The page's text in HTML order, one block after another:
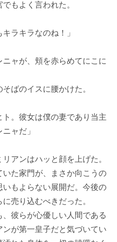
もよく言われた。
ラキラなのね！」
ャが、頬を赤らめてにこに
ばのイスに腰かけた。
ト。彼女は僕の妻であり当主
ャだ」
アンはハッと顔を上げた。
た家門が、まさか向こうの
もよらない展開だ。今後の
売り込むべきだった。
彼らが心優しい人間である
が第一皇子だと気づいてい